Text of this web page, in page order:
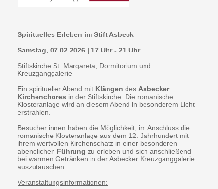
Spirituelles Erleben im Stift Asbeck
Samstag, 07.02.2026 | 17 Uhr - 21 Uhr
Stiftskirche St. Margareta, Dormitorium und
Kreuzganggalerie
Ein spiritueller Abend mit Klängen des Asbecker
Kirchenchores in der Stiftskirche. Die romanische
Klosteranlage wird an diesem Abend in besonderem Licht
erstrahlen.
Besucher:innen haben die Möglichkeit, im Anschluss die
romanische Klosteranlage aus dem 12. Jahrhundert mit
ihrem wertvollen Kirchenschatz in einer besonderen
abendlichen Führung zu erleben und sich anschließend
bei warmen Getränken in der Asbecker Kreuzganggalerie
auszutauschen.
Veranstaltungsinformationen: